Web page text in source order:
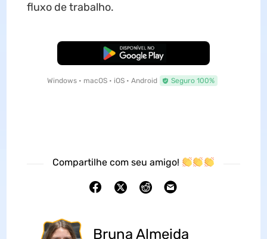
fluxo de trabalho.
Baixar Grátis
Windows • macOS • iOS • Android Seguro 100%
Compartilhe com seu amigo!
Bruna Almeida